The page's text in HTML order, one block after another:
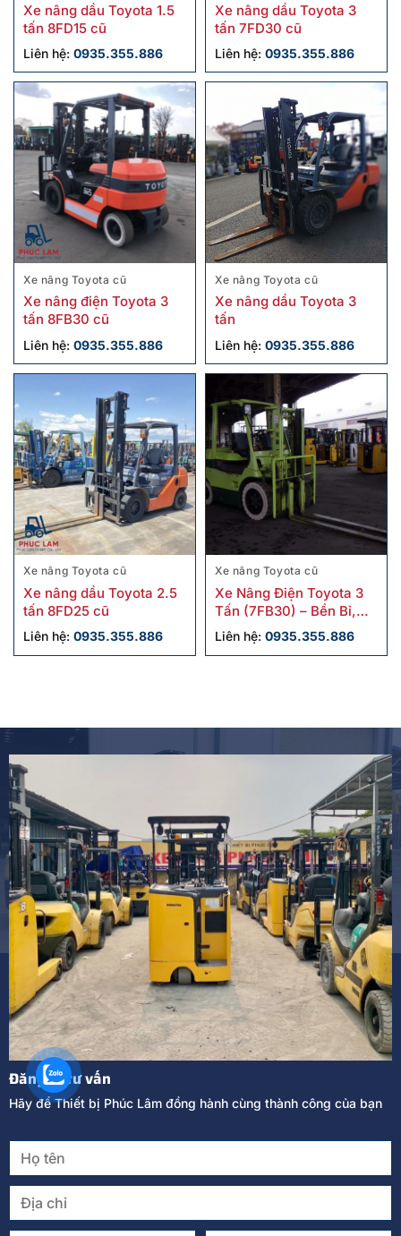
Xe nâng dầu Toyota 1.5
tấn 8FD15 cũ
Liên hệ: 0935.355.886
Xe nâng dầu Toyota 3
tấn 7FD30 cũ
Liên hệ: 0935.355.886
Xe nâng Toyota cũ
Xe nâng điện Toyota 3
tấn 8FB30 cũ
Liên hệ: 0935.355.886
Xe nâng Toyota cũ
Xe nâng dầu Toyota 3
tấn
Liên hệ: 0935.355.886
Xe nâng Toyota cũ
Xe nâng dầu Toyota 2.5
tấn 8FD25 cũ
Liên hệ: 0935.355.886
Xe nâng Toyota cũ
Xe Nâng Điện Toyota 3
Tấn (7FB30) – Bền Bỉ,
Tiết Kiệm, Vận Hành Êm
Ái
Liên hệ: 0935.355.886
Đăng kí tư vấn
Hãy để Thiết bị Phúc Lâm đồng hành cùng thành công của bạn